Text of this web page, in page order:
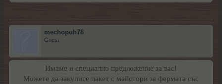
mechopuh78
Guest
Имаме и специално предложение за вас!
Можете да закупите пакет с майстори за фермата със